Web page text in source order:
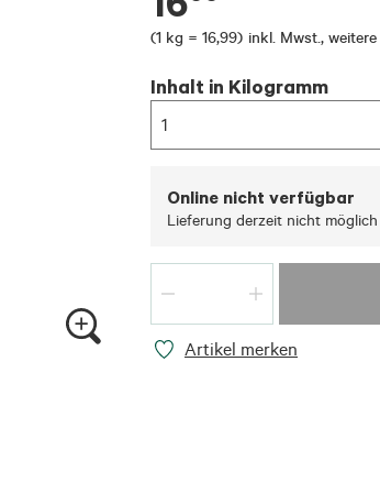
(1 kg = 16,99) inkl. Mwst., weitere
Inhalt in Kilogramm
1
Online nicht verfügbar
Lieferung derzeit nicht möglich
Artikel merken